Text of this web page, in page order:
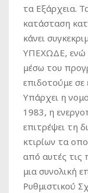
τα Εξάρχεια.
κατάσταση
κάνει
ΥΠΕΧΩΔΕ, ενώ
μέσω του
επιδοτούμε σε
Υπάρχει η
1983, η
επιτρέψει τη
κτιρίων τα
από αυτές τις
μια συνολική
Ρυθμιστικού